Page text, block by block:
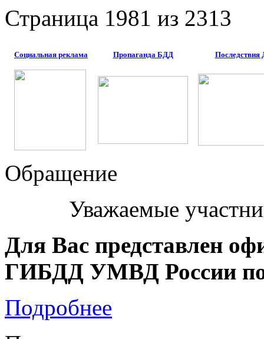
Страница 1981 из 2313
Социальная реклама Пропаганда БДД
Обращение
Уважаемые
Для Вас представлен
ГИБДД УМВД России по
Подробнее